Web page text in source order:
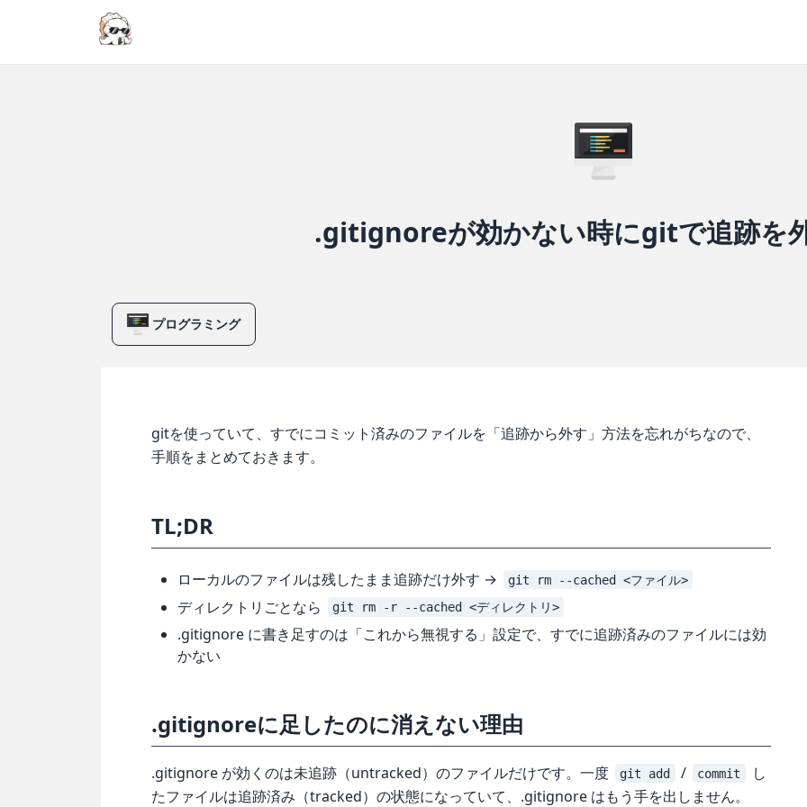
.gitignoreが効かない時にgitで追跡を
プログラミング
gitを使っていて、すでにコミット済みのファイルを「追跡から外す」方法を忘れがちなので、
手順をまとめておきます。
TL;DR
ローカルのファイルは残したまま追跡だけ外す → git rm --cached <ファイル>
ディレクトリごとなら git rm -r --cached <ディレクトリ>
.gitignore に書き足すのは「これから無視する」設定で、すでに追跡済みのファイルには効
かない
.gitignoreに足したのに消えない理由
.gitignore が効くのは未追跡（untracked）のファイルだけです。一度 git add / commit
し
たファイルは追跡済み（tracked）の状態になっていて、.gitignore はもう手を出しません。